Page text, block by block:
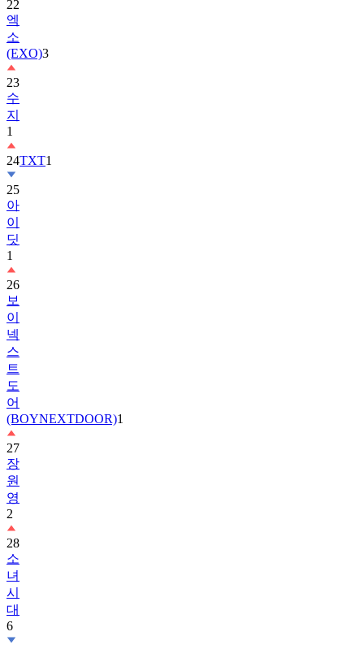
소
(EXO)
23
수
지
1
24
25
아
이
딧
1
26
보
이
넥
스
트
도
어
(BOYNEXTDOOR)
27
장
원
영
2
28
소
녀
시
대
6
29
김